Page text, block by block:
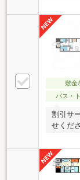
敷金
バス・
割引サ
せくだ